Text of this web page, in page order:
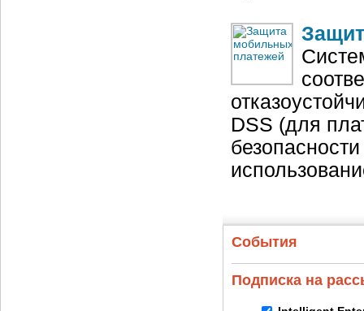
DSS (для
События
Подписка на